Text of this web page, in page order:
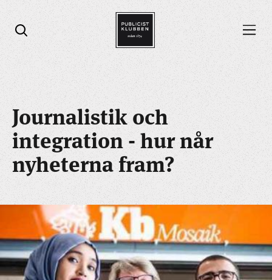
Öppna sök
Öppna menyn
Journalistik och
integration - hur når
nyheterna fram?